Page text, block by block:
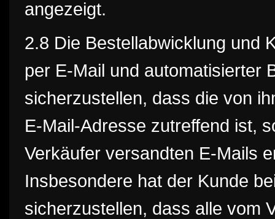
angezeigt.
2.8 Die Bestellabwicklung und
per E-Mail und automatisierter
sicherzustellen, dass die von
E-Mail-Adresse zutreffend ist,
Verkäufer versandten E-Mails
Insbesondere hat der Kunde
sicherzustellen, dass alle vom